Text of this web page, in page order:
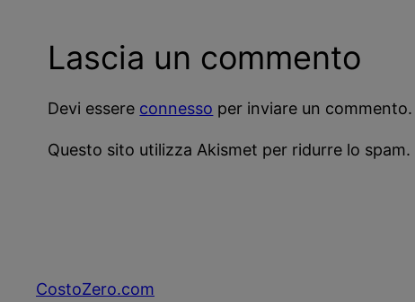
Lascia un commento
Devi essere connesso per inviare un commento.
Questo sito utilizza Akismet per ridurre lo spam.
CostoZero.com